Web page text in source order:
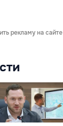
рекламу на сайте